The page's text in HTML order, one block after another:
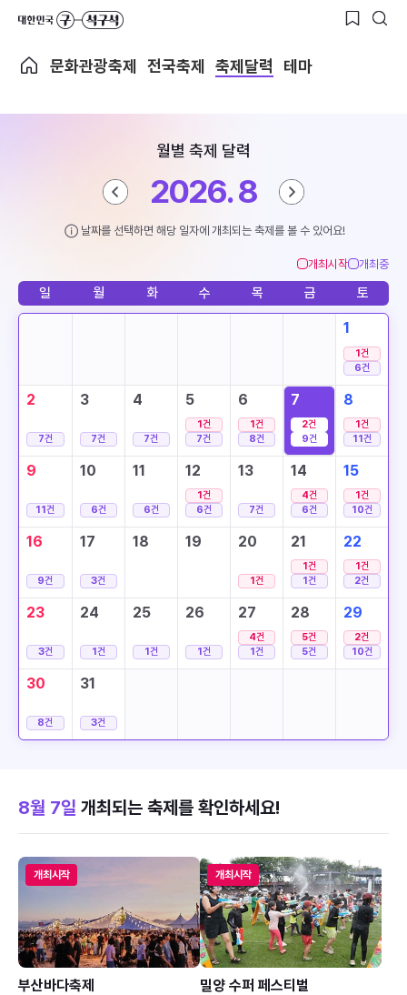
문화관광축제 전국축제 축제달력 테마
월별 축제 달력
2026. 8
날짜를 선택하면 해당 일자에 개최되는 축제를 볼 수 있어요!
개최시작 개최중
일 월 화 수 목 금 토
1
1건
6건
2
7건
3
7건
4
7건
5
1건
7건
6
1건
8건
7
2건
9건
8
1건
11건
9
11건
10
6건
11
6건
12
1건
6건
13
7건
14
4건
6건
15
1건
10건
16
9건
17
3건
18 19 20
1건
21
1건
1건
22
1건
2건
23
3건
24
1건
25
1건
26
1건
27
4건
1건
28
5건
5건
29
2건
10건
30
8건
31
3건
8월 7일 개최되는 축제를 확인하세요!
개최시작
부산바다축제
개최시작
밀양 수퍼 페스티벌